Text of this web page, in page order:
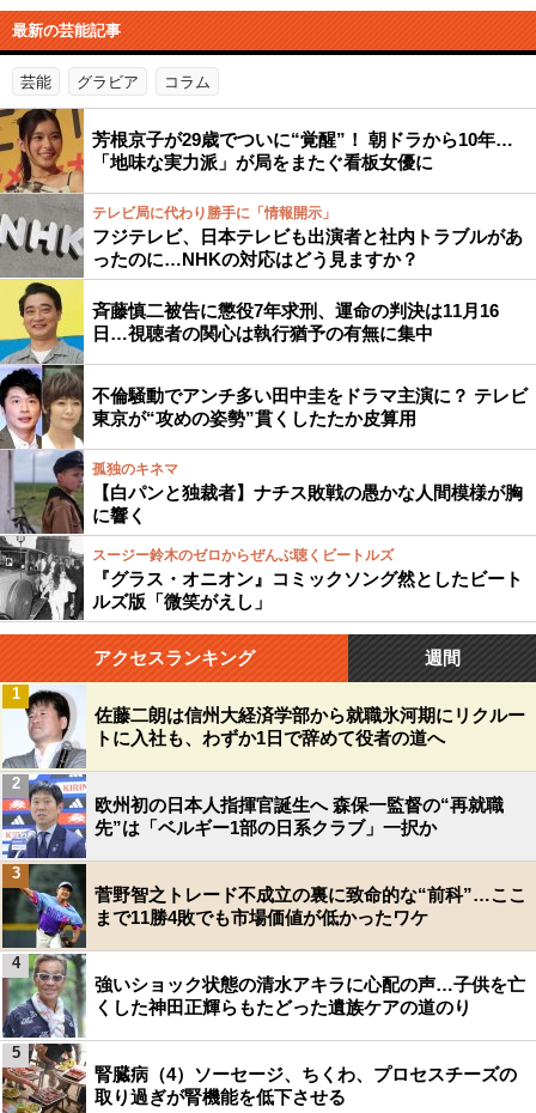
最新の芸能記事
芸能 グラビア コラム
芳根京子が29歳でついに“覚醒”！ 朝ドラから10年…
「地味な実力派」が局をまたぐ看板女優に
テレビ局に代わり勝手に「情報開示」
フジテレビ、日本テレビも出演者と社内トラブルがあ
ったのに…NHKの対応はどう見ますか？
斉藤慎二被告に懲役7年求刑、運命の判決は11月16
日…視聴者の関心は執行猶予の有無に集中
不倫騒動でアンチ多い田中圭をドラマ主演に？ テレビ
東京が“攻めの姿勢”貫くしたたか皮算用
孤独のキネマ
【白パンと独裁者】ナチス敗戦の愚かな人間模様が胸
に響く
スージー鈴木のゼロからぜんぶ聴くビートルズ
『グラス・オニオン』コミックソング然としたビート
ルズ版「微笑がえし」
アクセスランキング 週間
佐藤二朗は信州大経済学部から就職氷河期にリクルー
トに入社も、わずか1日で辞めて役者の道へ
1
欧州初の日本人指揮官誕生へ 森保一監督の“再就職
先”は「ベルギー1部の日系クラブ」一択か
2
菅野智之トレード不成立の裏に致命的な“前科”…ここ
まで11勝4敗でも市場価値が低かったワケ
3
強いショック状態の清水アキラに心配の声…子供を亡
くした神田正輝らもたどった遺族ケアの道のり
4
腎臓病（4）ソーセージ、ちくわ、プロセスチーズの
取り過ぎが腎機能を低下させる
5